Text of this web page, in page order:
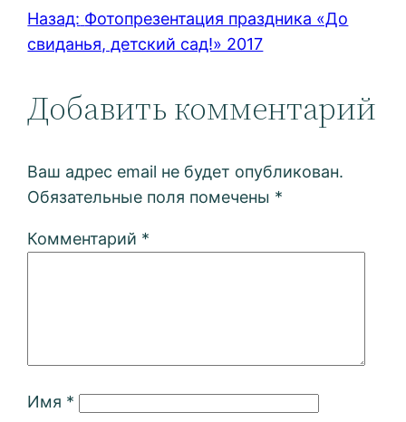
Назад: Фотопрезентация праздника «До
свиданья, детский сад!» 2017
Добавить комментарий
Ваш адрес email не будет опубликован.
Обязательные поля помечены *
Комментарий *
Имя *